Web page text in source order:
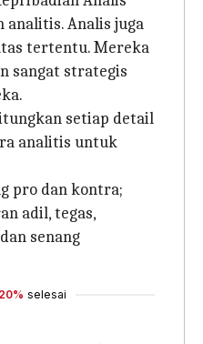
analitis. Analis juga
tertentu. Mereka
sangat strategis
setiap detail
analitis untuk
pro dan kontra;
adil, tegas,
senang
20% selesai